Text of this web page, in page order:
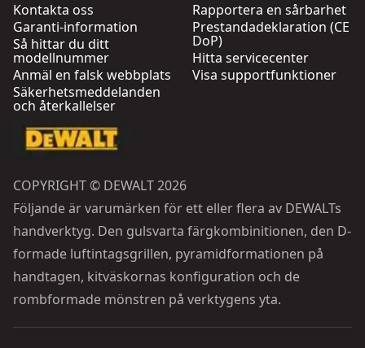
Kontakta oss
Garanti-information
Så hittar du ditt
modellnummer
Anmäl en falsk webbplats
Säkerhetsmeddelanden
och återkallelser
Rapportera en sårbarhet
Prestandadeklaration (CE
DoP)
Hitta servicecenter
Visa supportfunktioner
COPYRIGHT © DEWALT 2026
Följande är varumärken för ett eller flera av DEWALTs
handverktyg. Den gulsvarta färgkombinitionen, den D-
formade luftintagsgrillen, pyramidformationen på
handtagen, kitväskornas konfiguration och de
rombformade mönstren på verktygens yta.